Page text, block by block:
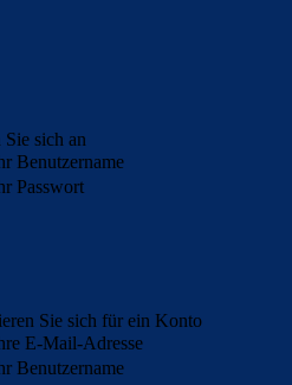
sich an
Benutzername
Passwort
Sie sich für ein Konto
E-Mail-Adresse
Benutzername